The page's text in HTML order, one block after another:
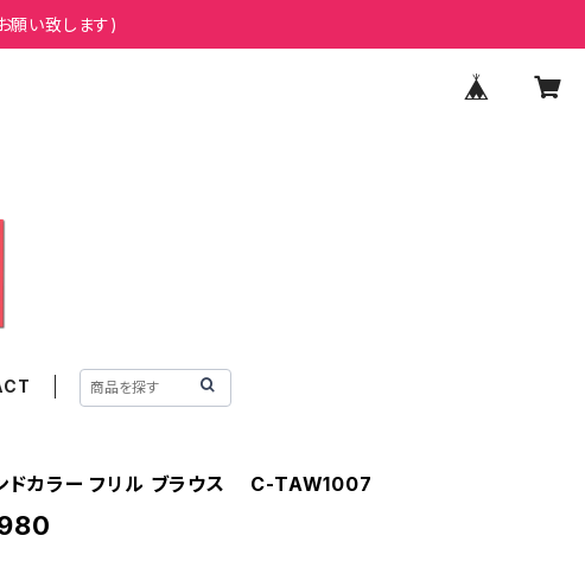
い致します)
ドカラー フリル ブラウス C-TAW1007